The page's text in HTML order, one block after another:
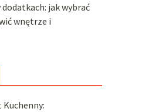
jak wybrać
wnętrze i